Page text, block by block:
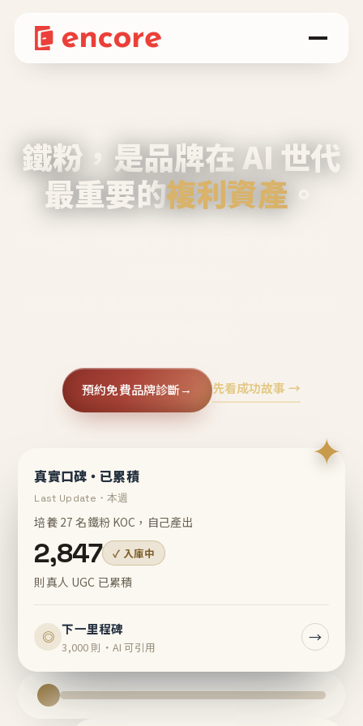
鐵粉，是品牌在 AI 世代
最重要的複利資產 。
預約免費品牌診斷→ 先看成功故事 →
✦
真實口碑・已累積
Last Update・本週
培養 27 名鐵粉 KOC，自己產出
2,847 ✓ 入庫中
則真人 UGC 已累積
◎ 下一里程碑
3,000 則・AI 可引用
→